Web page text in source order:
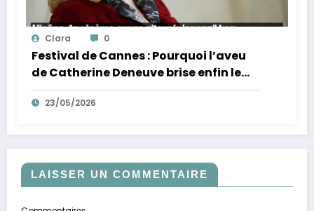
Clara 0
Festival de Cannes : Pourquoi l’aveu
de Catherine Deneuve brise enfin le
mythe de la Croisette
23/05/2026
LAISSER UN COMMENTAIRE